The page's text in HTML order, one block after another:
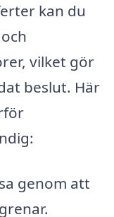
kan du
vilket gör
beslut. Här
genom att